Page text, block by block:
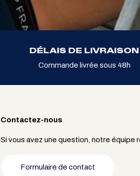
DÉLAIS DE LIVRAISON
Commande livrée sous 48h
Contactez-nous
Si vous avez une question, notre équipe
Formulaire de contact